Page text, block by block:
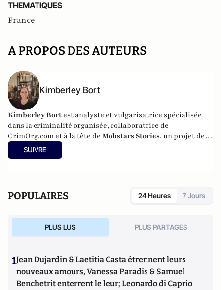
THEMATIQUES
France
A PROPOS DES AUTEURS
Kimberley Bort
Kimberley Bort est analyste et vulgarisatrice spécialisée
dans la criminalité organisée, collaboratrice de
CrimOrg.com et à la tête de Mobstars Stories, un projet de
contenus sur les réseaux sociaux qui explore les
dynamiques du crime organisé et ses représentations.
SUIVRE
POPULAIRES 24 Heures 7 Jours
PLUS LUS PLUS PARTAGES
1Jean Dujardin & Laetitia Casta étrennent leurs
nouveaux amours, Vanessa Paradis & Samuel
Benchetrit enterrent le leur; Leonardo di Caprio